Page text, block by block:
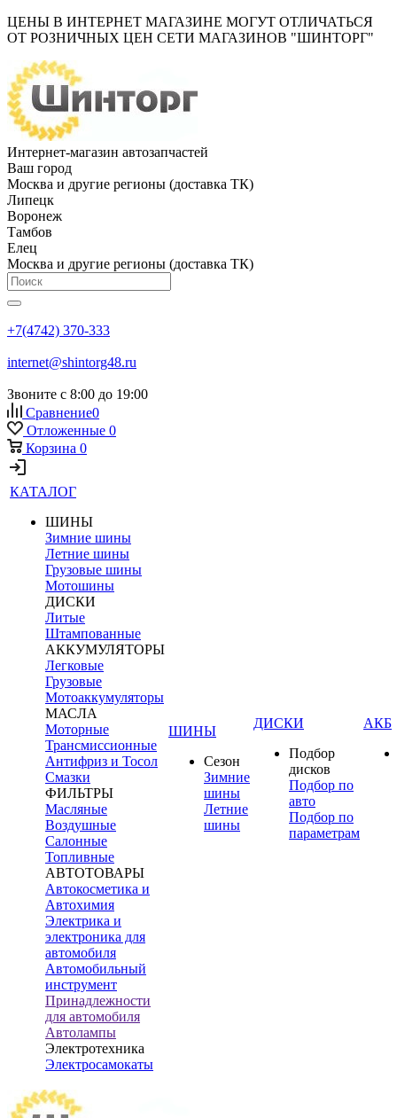
ЦЕНЫ В ИНТЕРНЕТ МАГАЗИНЕ МОГУТ ОТЛИЧАТЬСЯ
ОТ РОЗНИЧНЫХ ЦЕН СЕТИ МАГАЗИНОВ "ШИНТОРГ"
Интернет-магазин автозапчастей
Ваш город
Москва и другие регионы (доставка ТК)
Липецк
Воронеж
Тамбов
Елец
Москва и другие регионы (доставка ТК)
+7(4742) 370-333
internet@shintorg48.ru
Звоните с 8:00 до 19:00
Сравнение0
Отложенные 0
Корзина 0
КАТАЛОГ
ШИНЫ
Зимние шины
Летние шины
Грузовые шины
Мотошины
ДИСКИ
Литые
Штампованные
АККУМУЛЯТОРЫ
Легковые
Грузовые
Мотоаккумуляторы
МАСЛА
Моторные
Трансмиссионные
Антифриз и Тосол
Смазки
ФИЛЬТРЫ
Масляные
Воздушные
Салонные
Топливные
АВТОТОВАРЫ
Автокосметика и
Автохимия
Электрика и
электроника для
автомобиля
Автомобильный
инструмент
Принадлежности
для автомобиля
Автолампы
Электротехника
Электросамокаты
ШИНЫ
Сезон
Зимние
шины
Летние
шины
ДИСКИ
Подбор
дисков
Подбор по
авто
Подбор по
параметрам
АКБ